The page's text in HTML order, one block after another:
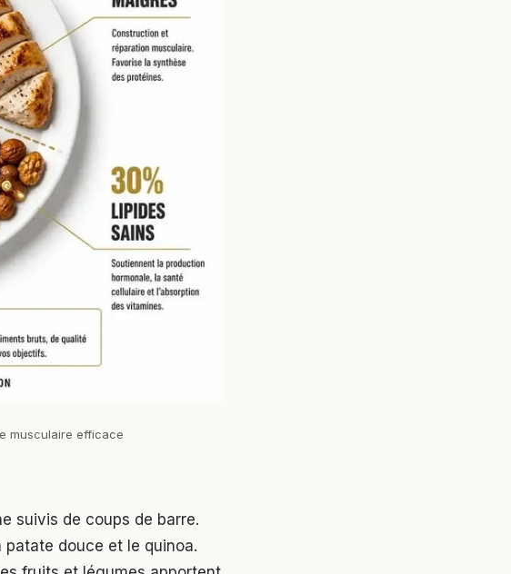
musculaire efficace
suivis de coups de barre.
patate douce et le quinoa.